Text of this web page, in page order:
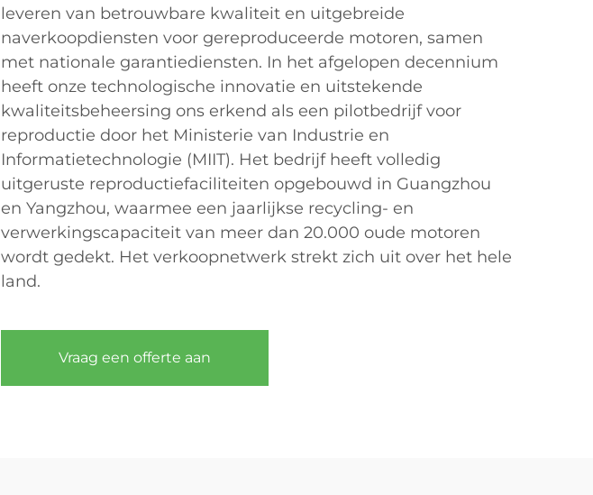
leveren van betrouwbare kwaliteit en uitgebreide
naverkoopdiensten voor gereproduceerde motoren, samen
met nationale garantiediensten. In het afgelopen decennium
heeft onze technologische innovatie en uitstekende
kwaliteitsbeheersing ons erkend als een pilotbedrijf voor
reproductie door het Ministerie van Industrie en
Informatietechnologie (MIIT). Het bedrijf heeft volledig
uitgeruste reproductiefaciliteiten opgebouwd in Guangzhou
en Yangzhou, waarmee een jaarlijkse recycling- en
verwerkingscapaciteit van meer dan 20.000 oude motoren
wordt gedekt. Het verkoopnetwerk strekt zich uit over het hele
land.
Vraag een offerte aan